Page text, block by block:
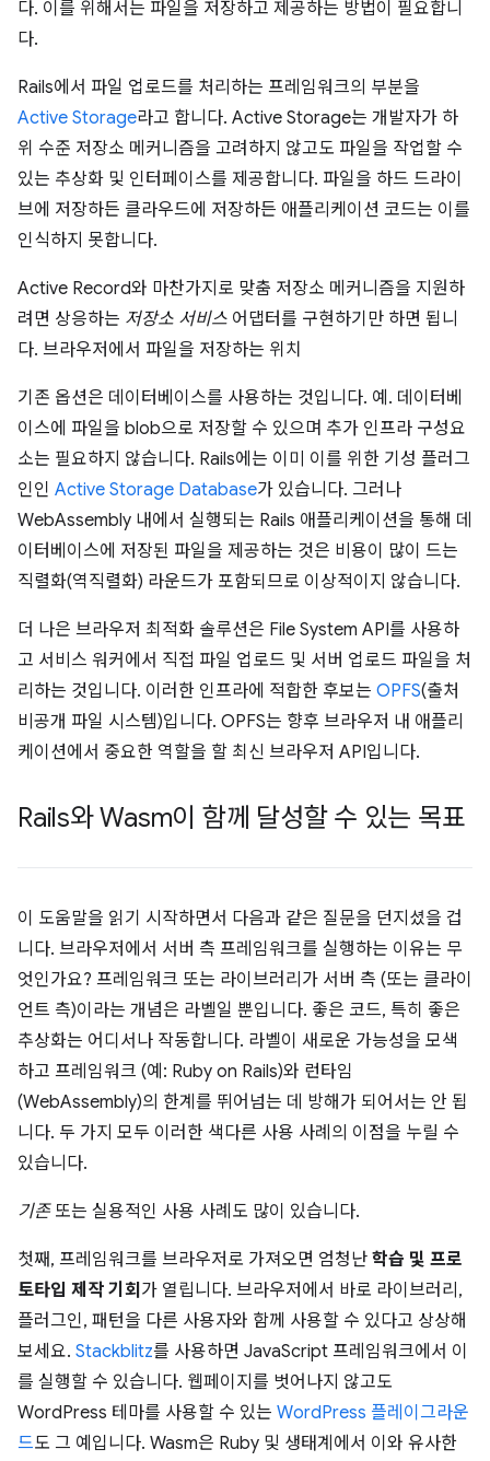
다. 이를 위해서는 파일을 저장하고 제공하는 방법이 필요합니
다.
Rails에서 파일 업로드를 처리하는 프레임워크의 부분을
Active Storage라고 합니다. Active Storage는 개발자가 하
위 수준 저장소 메커니즘을 고려하지 않고도 파일을 작업할 수
있는 추상화 및 인터페이스를 제공합니다. 파일을 하드 드라이
브에 저장하든 클라우드에 저장하든 애플리케이션 코드는 이를
인식하지 못합니다.
Active Record와 마찬가지로 맞춤 저장소 메커니즘을 지원하
려면 상응하는 저장소 서비스 어댑터를 구현하기만 하면 됩니
다. 브라우저에서 파일을 저장하는 위치
기존 옵션은 데이터베이스를 사용하는 것입니다. 예. 데이터베
이스에 파일을 blob으로 저장할 수 있으며 추가 인프라 구성요
소는 필요하지 않습니다. Rails에는 이미 이를 위한 기성 플러그
인인 Active Storage Database가 있습니다. 그러나
WebAssembly 내에서 실행되는 Rails 애플리케이션을 통해 데
이터베이스에 저장된 파일을 제공하는 것은 비용이 많이 드는
직렬화(역직렬화) 라운드가 포함되므로 이상적이지 않습니다.
더 나은 브라우저 최적화 솔루션은 File System API를 사용하
고 서비스 워커에서 직접 파일 업로드 및 서버 업로드 파일을 처
리하는 것입니다. 이러한 인프라에 적합한 후보는 OPFS(출처
비공개 파일 시스템)입니다. OPFS는 향후 브라우저 내 애플리
케이션에서 중요한 역할을 할 최신 브라우저 API입니다.
Rails와 Wasm이 함께 달성할 수 있는 목표
이 도움말을 읽기 시작하면서 다음과 같은 질문을 던지셨을 겁
니다. 브라우저에서 서버 측 프레임워크를 실행하는 이유는 무
엇인가요? 프레임워크 또는 라이브러리가 서버 측 (또는 클라이
언트 측)이라는 개념은 라벨일 뿐입니다. 좋은 코드, 특히 좋은
추상화는 어디서나 작동합니다. 라벨이 새로운 가능성을 모색
하고 프레임워크 (예: Ruby on Rails)와 런타임
(WebAssembly)의 한계를 뛰어넘는 데 방해가 되어서는 안 됩
니다. 두 가지 모두 이러한 색다른 사용 사례의 이점을 누릴 수
있습니다.
기존또는 실용적인 사용 사례도 많이 있습니다.
첫째, 프레임워크를 브라우저로 가져오면 엄청난 학습 및 프로
토타입 제작 기회 가 열립니다. 브라우저에서 바로 라이브러리,
플러그인, 패턴을 다른 사용자와 함께 사용할 수 있다고 상상해
보세요. Stackblitz를 사용하면 JavaScript 프레임워크에서 이
를 실행할 수 있습니다. 웹페이지를 벗어나지 않고도
WordPress 테마를 사용할 수 있는 WordPress 플레이그라운
드도 그 예입니다. Wasm은 Ruby 및 생태계에서 이와 유사한